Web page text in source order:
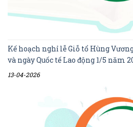
Kế hoạch nghỉ lễ Giỗ tổ Hùng
và ngày Quốc tế Lao động 1/5 năm
13-04-2026